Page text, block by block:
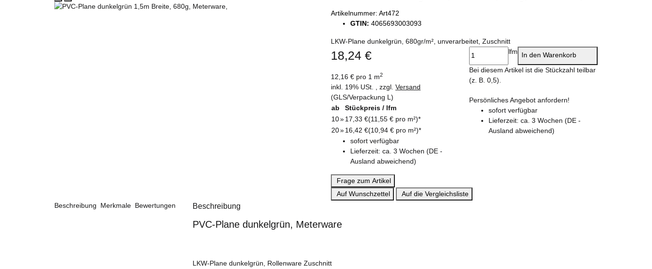
Artikelnummer: Art472
GTIN: 4065693003093
LKW-Plane dunkelgrün, 680gr/m², unverarbeitet, Zuschnitt
18,24 €
12,16 € pro 1 m2
inkl. 19% USt. , zzgl. Versand
(GLS/Verpackung L)
ab
Stückpreis / lfm
10»17,33 €(11,55 € pro m²)*
20»16,42 €(10,94 € pro m²)*
sofort verfügbar
Lieferzeit: ca. 3 Wochen (DE -
Ausland abweichend)
lfm
In den Warenkorb
x
Bei diesem Artikel ist die Stückzahl teilbar
(z. B. 0,5).
Persönliches Angebot anfordern!
sofort verfügbar
Lieferzeit: ca. 3 Wochen (DE -
Ausland abweichend)
Frage zum Artikel
Auf Wunschzettel
Auf die Vergleichsliste
Beschreibung
Merkmale Bewertungen Beschreibung
PVC-Plane dunkelgrün, Meterware
LKW-Plane dunkelgrün, Rollenware Zuschnitt